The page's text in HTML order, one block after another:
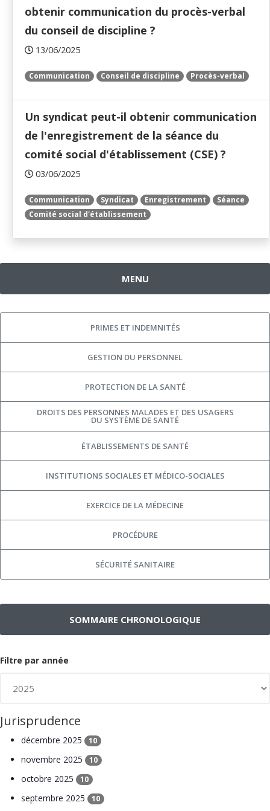
obtenir communication du procès-verbal
du conseil de discipline ?
13/06/2025
Communication Conseil de discipline Procès-verbal
Un syndicat peut-il obtenir communication
de l'enregistrement de la séance du
comité social d'établissement (CSE) ?
03/06/2025
Communication Syndicat Enregistrement
Séance
Comité social d'établissement
MENU
PRIMES ET INDEMNITÉS
GESTION DU PERSONNEL
PROTECTION DE LA SANTÉ
DROITS DES PERSONNES MALADES ET DES USAGERS
DU SYSTÈME DE SANTÉ
ÉTABLISSEMENTS DE SANTÉ
INSTITUTIONS SOCIALES ET MÉDICO-SOCIALES
EXERCICE DE LA MÉDECINE
PROCÉDURE
SÉCURITÉ SANITAIRE
SOMMAIRE CHRONOLOGIQUE
Filtre par année
Jurisprudence
décembre 2025 10
novembre 2025 10
octobre 2025 10
septembre 2025 10